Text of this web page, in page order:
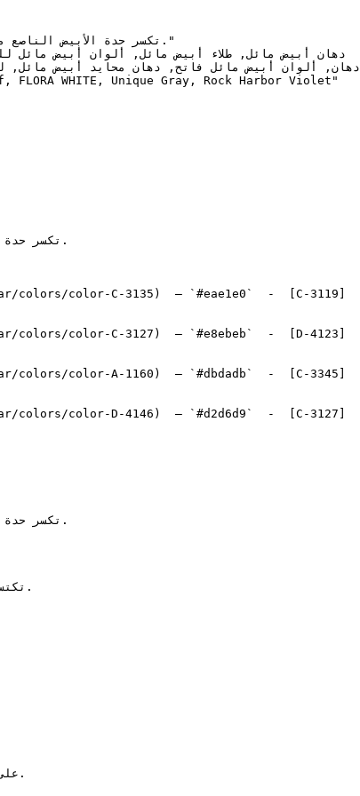
colors/color-C-3135)  — `#eae1e0`  -  [C-3119]
colors/color-C-3127)  — `#e8ebeb`  -  [D-4123]
colors/color-A-1160)  — `#dbdadb`  -  [C-3345]
colors/color-D-4146)  — `#d2d6d9`  -  [C-3127]